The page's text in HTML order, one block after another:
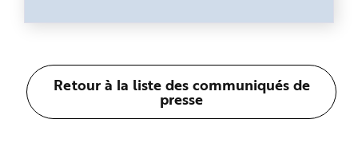
Retour à la liste des communiqués de
presse